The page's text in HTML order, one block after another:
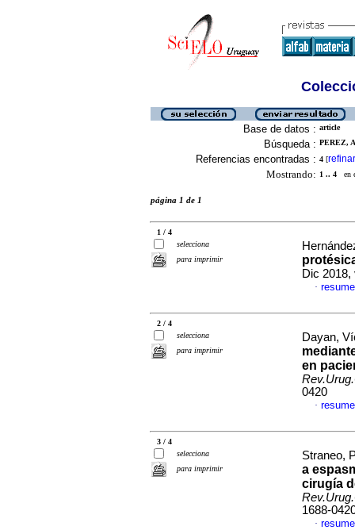
Base de datos : article
Búsqueda : PEREZ,
Referencias encontradas : 4 [refinar
Mostrando: 1 .. 4 en
página 1 de 1
1 / 4
selecciona
para imprimir
Dic 2018,
·
2 / 4
selecciona
para imprimir
Dayan,
en
0420
·
3 / 4
selecciona
para imprimir
Straneo,
a
cirugía
1688-
·